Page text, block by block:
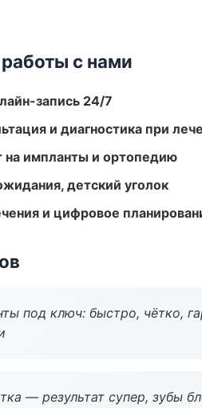
с нами
запись 24/7
и диагностика при
на импланты и ортопедию
детский уголок
и цифровое
под ключ: быстро, чётко,
— результат супер, зубы